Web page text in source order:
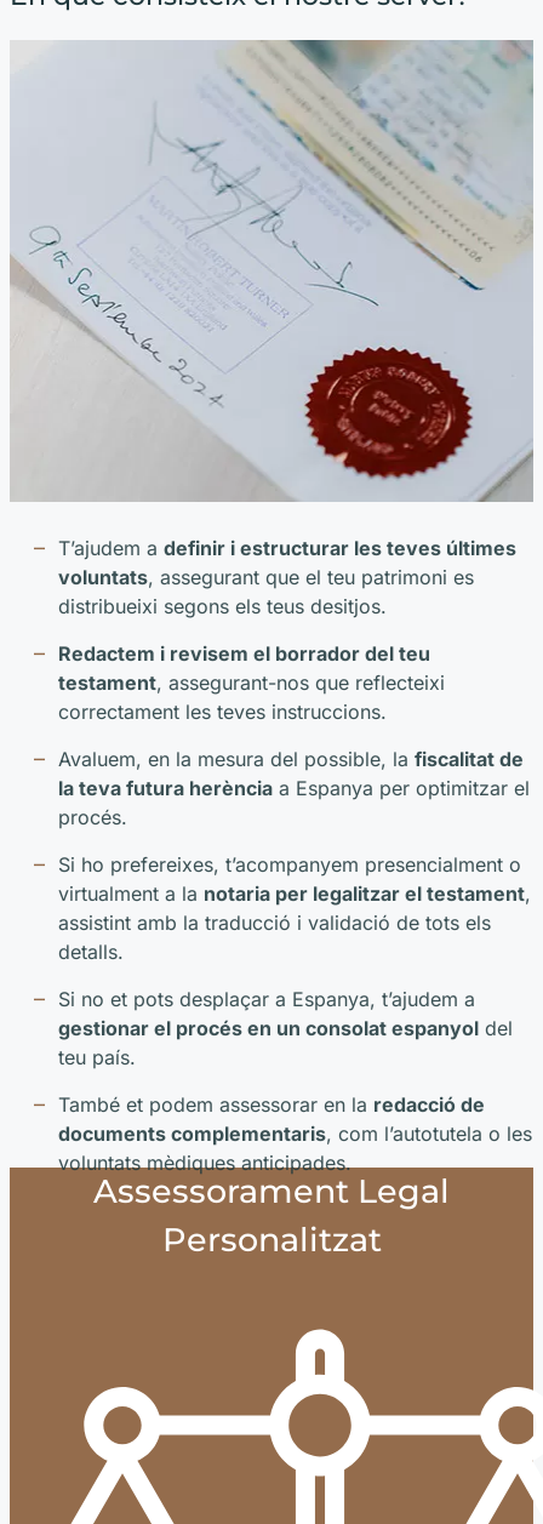
T’ajudem a definir i estructurar les teves últimes
voluntats, assegurant que el teu patrimoni es
distribueixi segons els teus desitjos.
Redactem i revisem el borrador del teu
testament, assegurant-nos que reflecteixi
correctament les teves instruccions.
Avaluem, en la mesura del possible, la fiscalitat de
la teva futura herència a Espanya per optimitzar el
procés.
Si ho prefereixes, t’acompanyem presencialment o
virtualment a la notaria per legalitzar el testament,
assistint amb la traducció i validació de tots els
detalls.
Si no et pots desplaçar a Espanya, t’ajudem a
gestionar el procés en un consolat espanyol del
teu país.
També et podem assessorar en la redacció de
documents complementaris, com l’autotutela o les
voluntats mèdiques anticipades.
Assessorament Legal
Personalitzat